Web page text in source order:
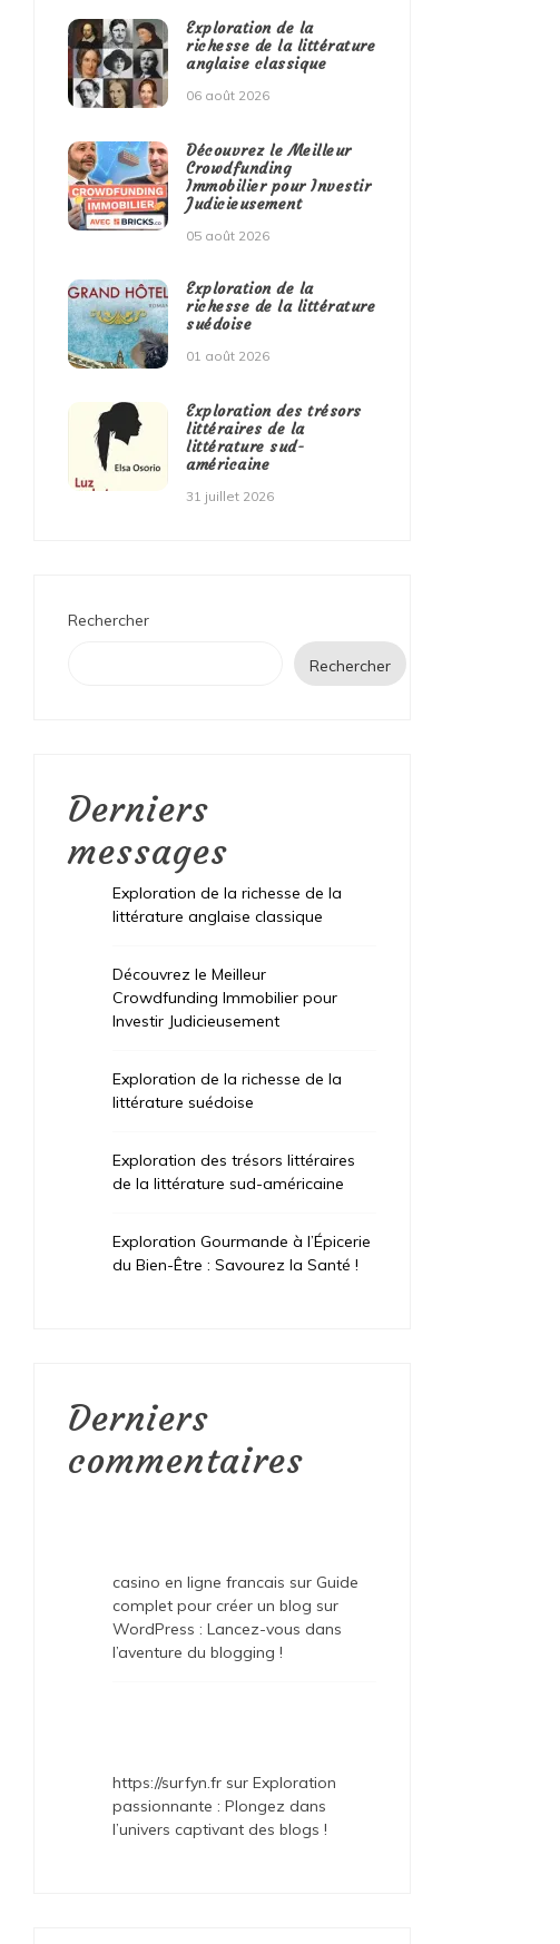
Exploration de la
richesse de la littérature
anglaise classique
06 août 2026
Découvrez le Meilleur
Crowdfunding
Immobilier pour Investir
Judicieusement
05 août 2026
Exploration de la
richesse de la littérature
suédoise
01 août 2026
Exploration des trésors
littéraires de la
littérature sud-
américaine
31 juillet 2026
Rechercher
Rechercher
Derniers
messages
Exploration de la richesse de la
littérature anglaise classique
Découvrez le Meilleur
Crowdfunding Immobilier pour
Investir Judicieusement
Exploration de la richesse de la
littérature suédoise
Exploration des trésors littéraires
de la littérature sud-américaine
Exploration Gourmande à l’Épicerie
du Bien-Être : Savourez la Santé !
Derniers
commentaires
casino en ligne francais sur Guide
complet pour créer un blog sur
WordPress : Lancez-vous dans
l’aventure du blogging !
https://surfyn.fr surExploration
passionnante : Plongez dans
l’univers captivant des blogs !